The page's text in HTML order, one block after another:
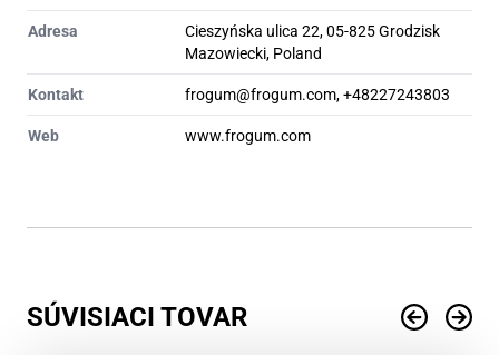
Adresa
Cieszyńska ulica 22, 05-825 Grodzisk
Mazowiecki, Poland
Kontakt frogum@frogum.com, +48227243803
Web www.frogum.com
SÚVISIACI TOVAR